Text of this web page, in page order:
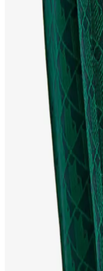
Mor lacoste tişört, şık
günleriniz için ideal
ve tarza uygun, özgün
Lacoste GORE-
Fonksiyonelliğin
Lacoste GORE-TEX
özellikleriyle şıklık ve
tasarımıyla kış
Orijinal Lacoste
Şıklık ve Kalitenin
Orijinal Lacoste
orijinalliğin nasıl
Kadınlar İçin
Rahatlığın
Lacoste kadın
şıklık ve rahatlığı